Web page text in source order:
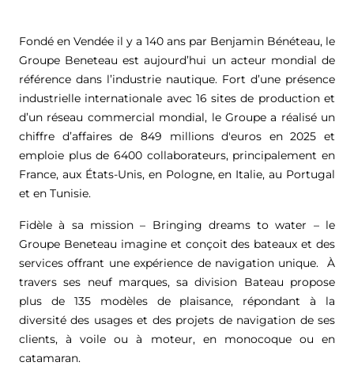
Fondé en Vendée il y a 140 ans par Benjamin Bénéteau, le
Groupe Beneteau est aujourd’hui un acteur mondial de
référence dans l’industrie nautique. Fort d’une présence
industrielle internationale avec 16 sites de production et
d’un réseau commercial mondial, le Groupe a réalisé un
chiffre d’affaires de 849 millions d'euros en 2025 et
emploie plus de 6400 collaborateurs, principalement en
France, aux États-Unis, en Pologne, en Italie, au Portugal
et en Tunisie.
Fidèle à sa mission – Bringing dreams to water – le
Groupe Beneteau imagine et conçoit des bateaux et des
services offrant une expérience de navigation unique. À
travers ses neuf marques, sa division Bateau propose
plus de 135 modèles de plaisance, répondant à la
diversité des usages et des projets de navigation de ses
clients, à voile ou à moteur, en monocoque ou en
catamaran.